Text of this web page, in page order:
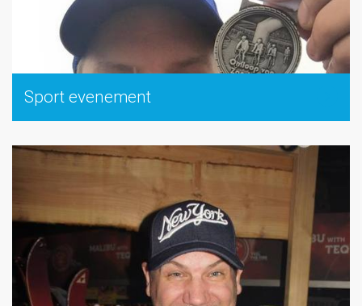
Sport evenement